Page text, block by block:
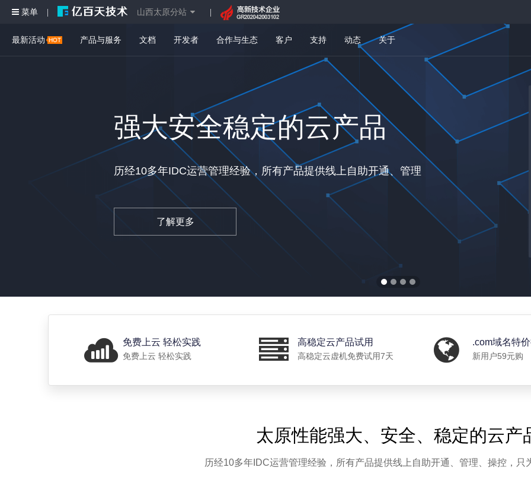
强大安全稳定的云产品
历经10多年IDC运营管理经验，所有产品提供线上自助开通、管理
了解更多
最新活动 产品与服务 文档 开发者 合作与生态 客户 支持 动态 关于
菜单 山西太原分站
免费上云 轻松实践
免费上云 轻松实践
高稳定云产品试用
高稳定云虚机免费试用7天
.com域名特
新用户59元购
太原性能强大、安全、稳定的云产
历经10多年IDC运营管理经验，所有产品提供线上自助开通、管理、操控，只